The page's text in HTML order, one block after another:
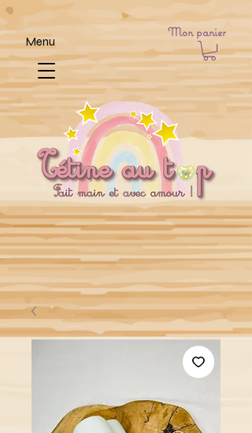
Mon panier
Menu